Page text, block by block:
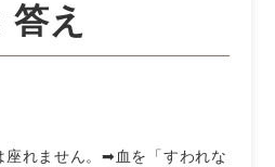
え
座れません。➡血を「すわれな